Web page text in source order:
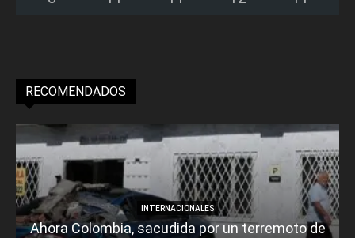
RECOMENDADOS
INTERNACIONALES
Ahora Colombia, sacudida por un terremoto de